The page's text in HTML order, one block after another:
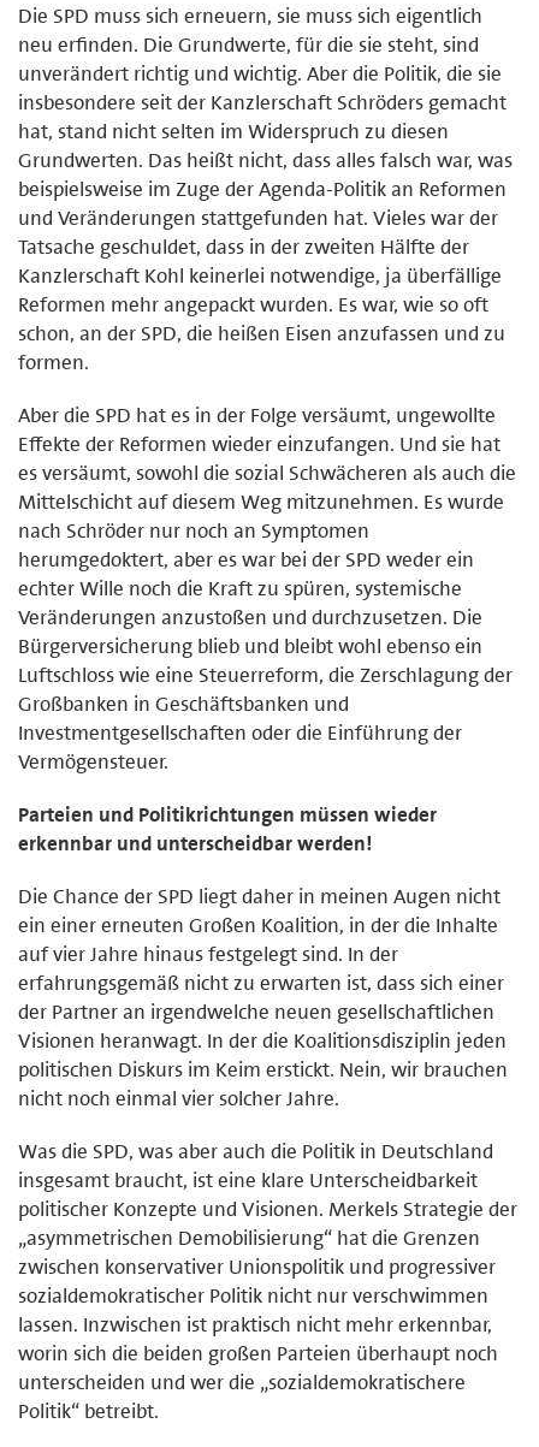
Die SPD muss sich erneuern, sie muss sich eigentlich
neu erfinden. Die Grundwerte, für die sie steht, sind
unverändert richtig und wichtig. Aber die Politik, die sie
insbesondere seit der Kanzlerschaft Schröders gemacht
hat, stand nicht selten im Widerspruch zu diesen
Grundwerten. Das heißt nicht, dass alles falsch war, was
beispielsweise im Zuge der Agenda-Politik an Reformen
und Veränderungen stattgefunden hat. Vieles war der
Tatsache geschuldet, dass in der zweiten Hälfte der
Kanzlerschaft Kohl keinerlei notwendige, ja überfällige
Reformen mehr angepackt wurden. Es war, wie so oft
schon, an der SPD, die heißen Eisen anzufassen und zu
formen.
Aber die SPD hat es in der Folge versäumt, ungewollte
Effekte der Reformen wieder einzufangen. Und sie hat
es versäumt, sowohl die sozial Schwächeren als auch die
Mittelschicht auf diesem Weg mitzunehmen. Es wurde
nach Schröder nur noch an Symptomen
herumgedoktert, aber es war bei der SPD weder ein
echter Wille noch die Kraft zu spüren, systemische
Veränderungen anzustoßen und durchzusetzen. Die
Bürgerversicherung blieb und bleibt wohl ebenso ein
Luftschloss wie eine Steuerreform, die Zerschlagung der
Großbanken in Geschäftsbanken und
Investmentgesellschaften oder die Einführung der
Vermögensteuer.
Parteien und Politikrichtungen müssen wieder
erkennbar und unterscheidbar werden!
Die Chance der SPD liegt daher in meinen Augen nicht
ein einer erneuten Großen Koalition, in der die Inhalte
auf vier Jahre hinaus festgelegt sind. In der
erfahrungsgemäß nicht zu erwarten ist, dass sich einer
der Partner an irgendwelche neuen gesellschaftlichen
Visionen heranwagt. In der die Koalitionsdisziplin jeden
politischen Diskurs im Keim erstickt. Nein, wir brauchen
nicht noch einmal vier solcher Jahre.
Was die SPD, was aber auch die Politik in Deutschland
insgesamt braucht, ist eine klare Unterscheidbarkeit
politischer Konzepte und Visionen. Merkels Strategie der
„asymmetrischen Demobilisierung“ hat die Grenzen
zwischen konservativer Unionspolitik und progressiver
sozialdemokratischer Politik nicht nur verschwimmen
lassen. Inzwischen ist praktisch nicht mehr erkennbar,
worin sich die beiden großen Parteien überhaupt noch
unterscheiden und wer die „sozialdemokratischere
Politik“ betreibt.